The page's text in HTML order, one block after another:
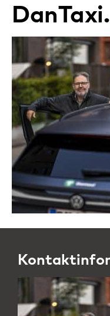
DanTaxi